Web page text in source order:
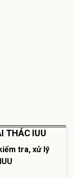
THÁC IUU
tra, xử lý